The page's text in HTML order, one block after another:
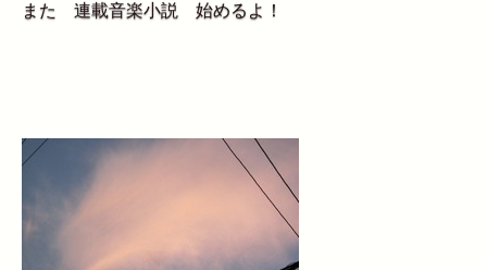
また 連載音楽小説 始めるよ！